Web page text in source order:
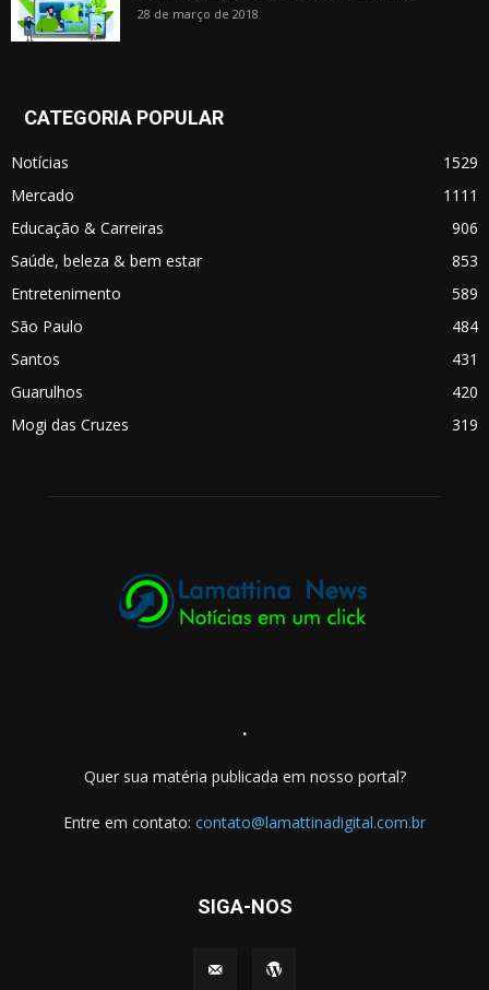
28 de março de 2018
CATEGORIA POPULAR
Notícias
1529
Mercado
1111
Educação & Carreiras
906
Saúde, beleza & bem estar
853
Entretenimento
589
São Paulo
484
Santos
431
Guarulhos
420
Mogi das Cruzes
319
.
Quer sua matéria publicada em nosso portal?
Entre em contato: contato@lamattinadigital.com.br
SIGA-NOS